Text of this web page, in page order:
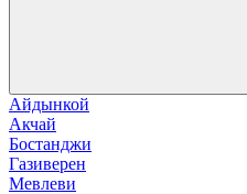
Айдынкой
Акчай
Бостанджи
Газиверен
Мевлеви